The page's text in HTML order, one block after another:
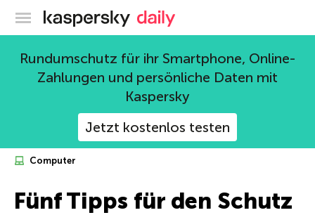
Offizieller Blog von Kaspersky
Rundumschutz für ihr Smartphone, Online-
Zahlungen und persönliche Daten mit
Kaspersky
Jetzt kostenlos testen
Computer
Fünf Tipps für den Schutz